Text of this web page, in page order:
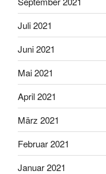
Juli 2021
Juni 2021
Mai 2021
April 2021
März 2021
Februar 2021
Januar 2021